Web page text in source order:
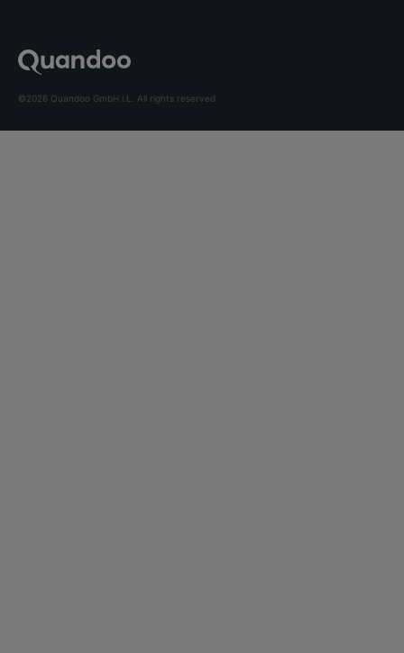
©2026 Quandoo GmbH i.L. All rights reserved